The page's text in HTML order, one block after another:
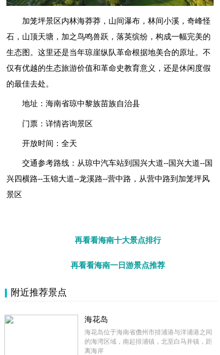
加笼坪景区内林海莽莽，山间瀑布，林间小溪，奇峰怪
石，山顶天塘，加之鸟鸣兽跃，落英缤纷，构成一幅完美的
生态图。这里还是当年琼崖纵队革命根据地美合的原址。不
仅有优越的生态旅游价值和革命史教育意义，还是休闲度假
的最佳去处。
地址：海南省琼中黎族苗族自治县
门票：详情咨询景区
开放时间：全天
交通参考路线：从琼中汽车站到国兴大道--国兴大道--国
兴四横路--玉锦大道--龙溪路--营中路，从营中路到加笼坪风
景区
再看看海南十大景点排行
再看看海南一日游景点推荐
附近推荐景点
海花岛
海花岛位于海南省儋州市排浦港与洋浦港之间
的海湾区域，南起排浦镇，北至白马井镇，距
离海岸